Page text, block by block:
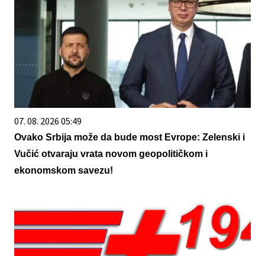
07. 08. 2026 05:49
Ovako Srbija može da bude most Evrope: Zelenski i
Vučić otvaraju vrata novom geopolitičkom i
ekonomskom savezu!